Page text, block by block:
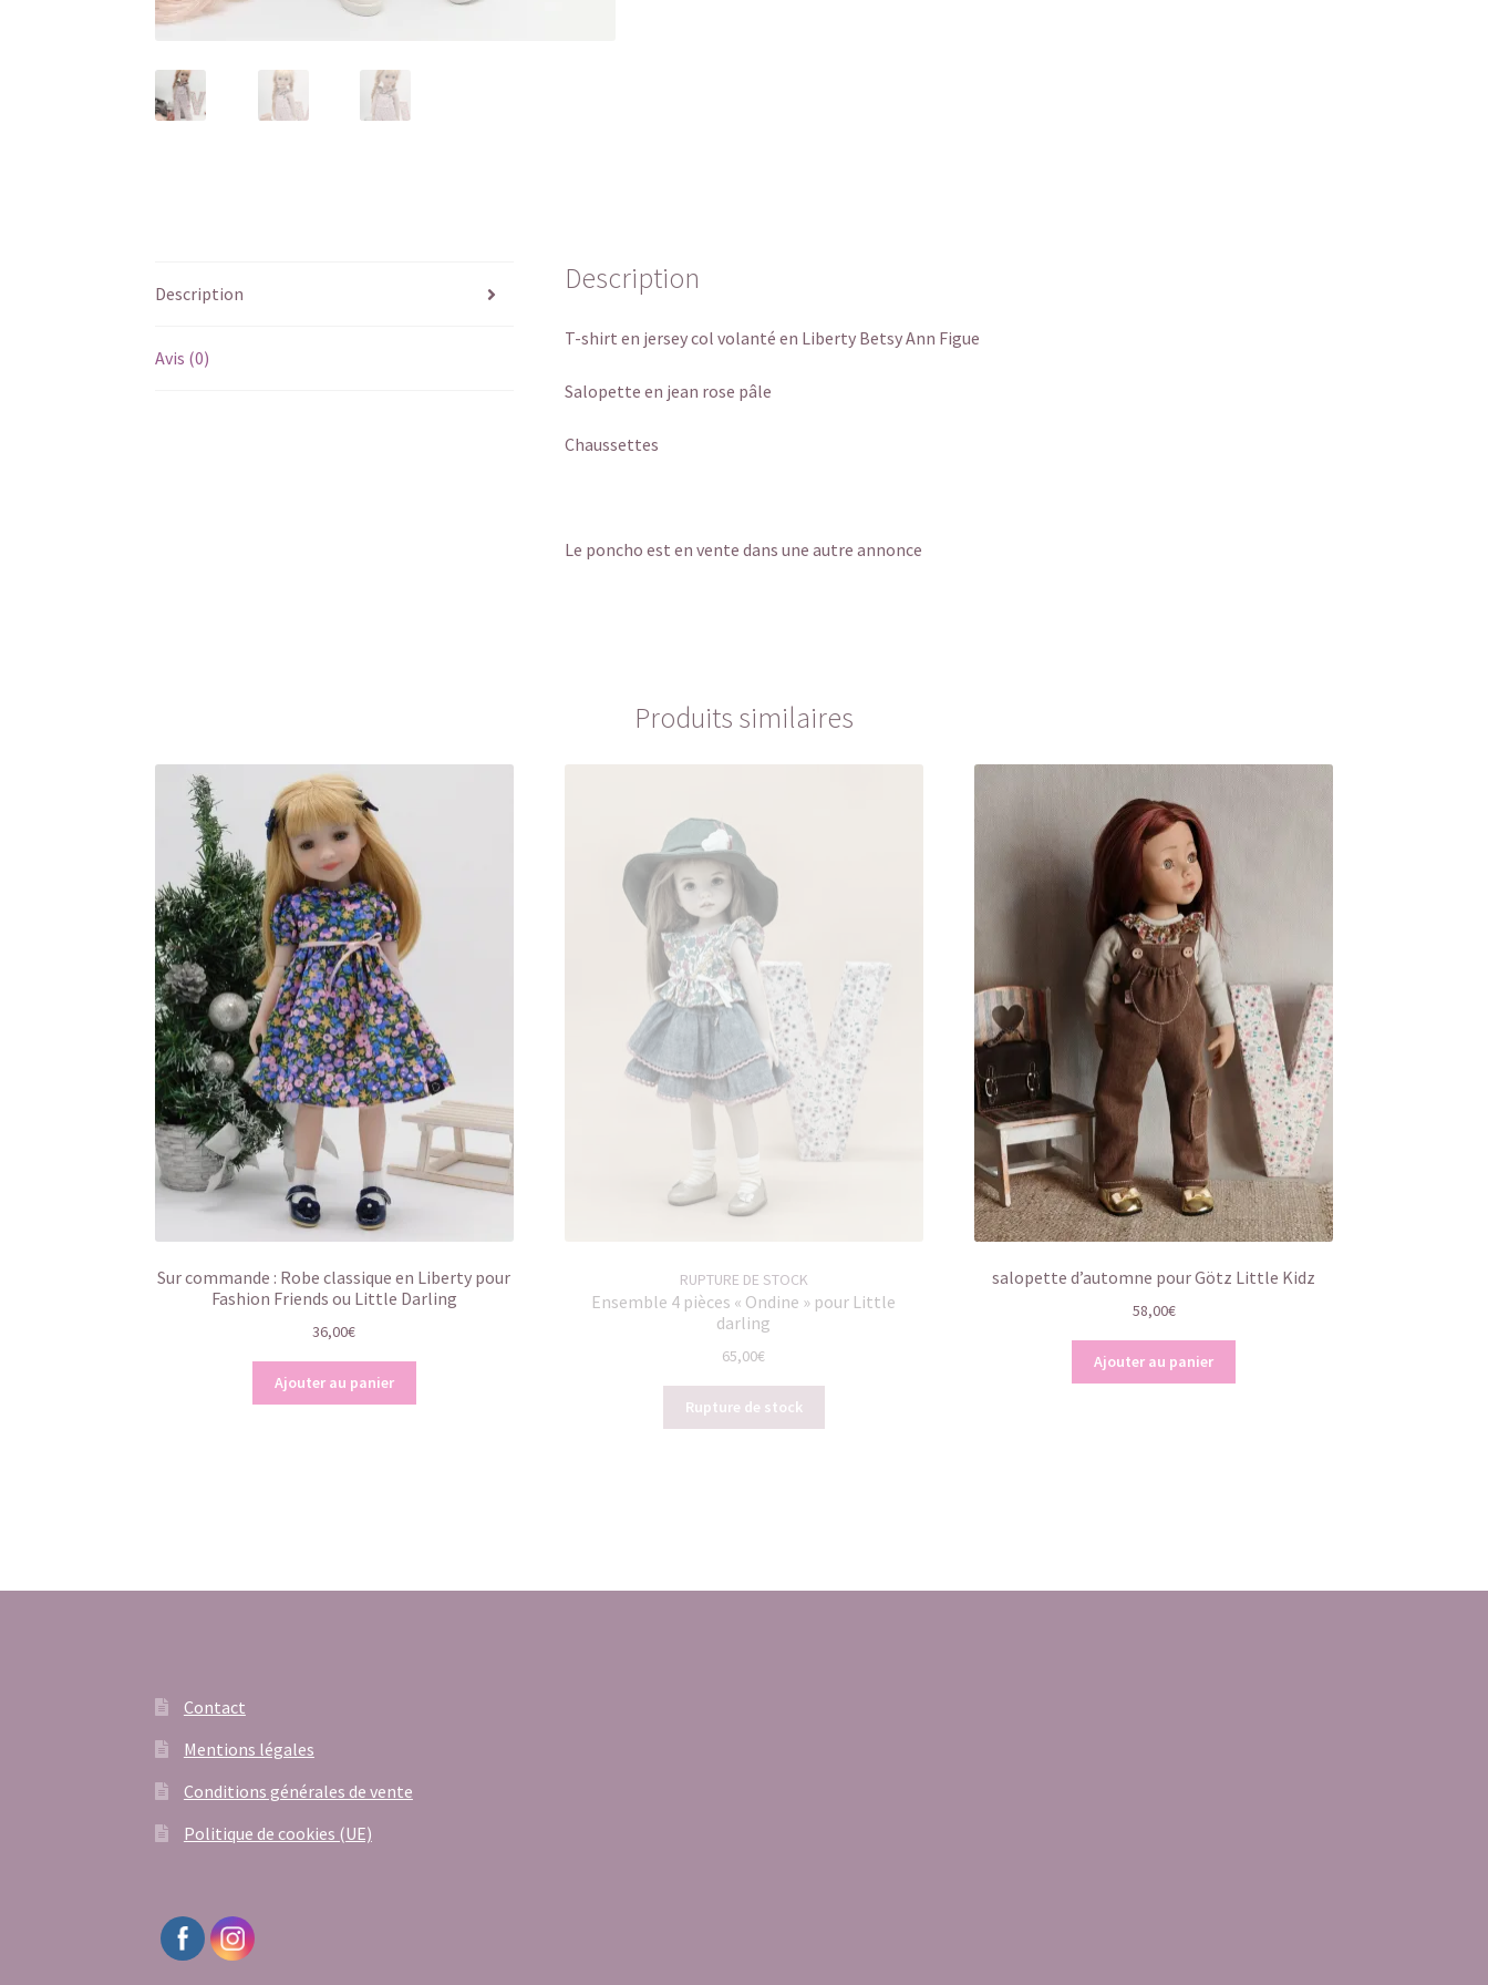
Description
Avis (0)
Description
T-shirt en jersey col volanté en Liberty Betsy Ann Figue
Salopette en jean rose pâle
Chaussettes
Le poncho est en vente dans une autre annonce
Produits similaires
Sur commande : Robe classique en Liberty pour
Fashion Friends ou Little Darling
36,00€
Ajouter au panier
RUPTURE DE STOCK
Ensemble 4 pièces « Ondine » pour Little
darling
65,00€
Rupture de stock
salopette d’automne pour Götz Little Kidz
58,00€
Ajouter au panier
Contact
Mentions légales
Conditions générales de vente
Politique de cookies (UE)